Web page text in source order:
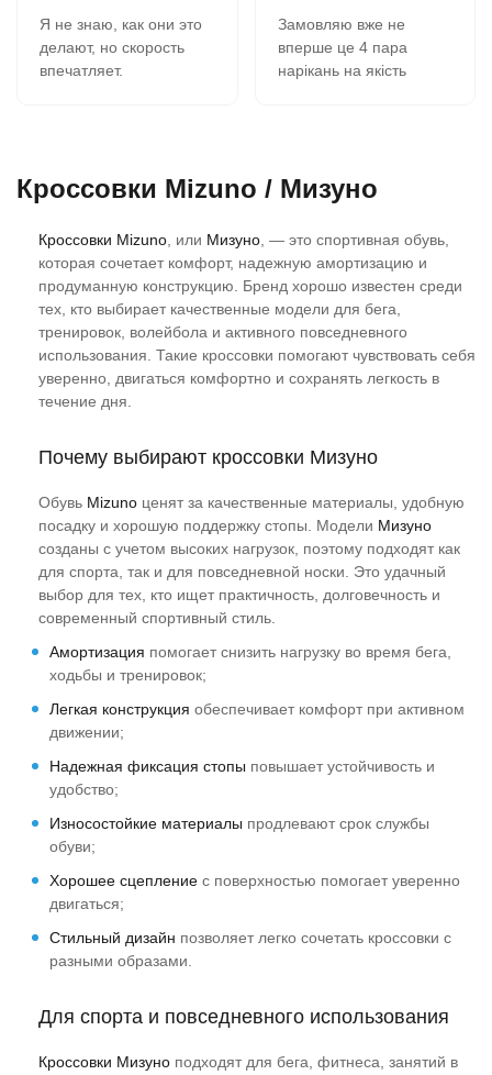
Я не знаю, как они это
делают, но скорость
впечатляет.
К качеству никаких
полёт нормальный.
Замовляю вже не
вперше це 4 пара
нарікань на якість
отримав всім
рекомендую.
Кроссовки Mizuno / Мизуно
Кроссовки Mizuno , или Мизуно , — это спортивная обувь,
которая сочетает комфорт, надежную амортизацию и
продуманную конструкцию. Бренд хорошо известен среди
тех, кто выбирает качественные модели для бега,
тренировок, волейбола и активного повседневного
использования. Такие кроссовки помогают чувствовать себя
уверенно, двигаться комфортно и сохранять легкость в
течение дня.
Почему выбирают кроссовки Мизуно
Обувь Mizuno ценят за качественные материалы, удобную
посадку и хорошую поддержку стопы. Модели Мизуно
созданы с учетом высоких нагрузок, поэтому подходят как
для спорта, так и для повседневной носки. Это удачный
выбор для тех, кто ищет практичность, долговечность и
современный спортивный стиль.
Амортизация помогает снизить нагрузку во время бега,
ходьбы и тренировок;
Легкая конструкция обеспечивает комфорт при активном
движении;
Надежная фиксация стопы повышает устойчивость и
удобство;
Износостойкие материалы продлевают срок службы
обуви;
Хорошее сцепление с поверхностью помогает уверенно
двигаться;
Стильный дизайн позволяет легко сочетать кроссовки с
разными образами.
Для спорта и повседневного использования
Кроссовки Мизуно подходят для бега, фитнеса, занятий в